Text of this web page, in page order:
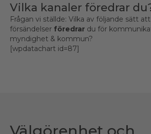
Vilka kanaler föredrar
Frågan vi ställde: Vilka av följande sätt
försändelser föredrar du för
myndighet & kommun?
[wpdatachart id=87]